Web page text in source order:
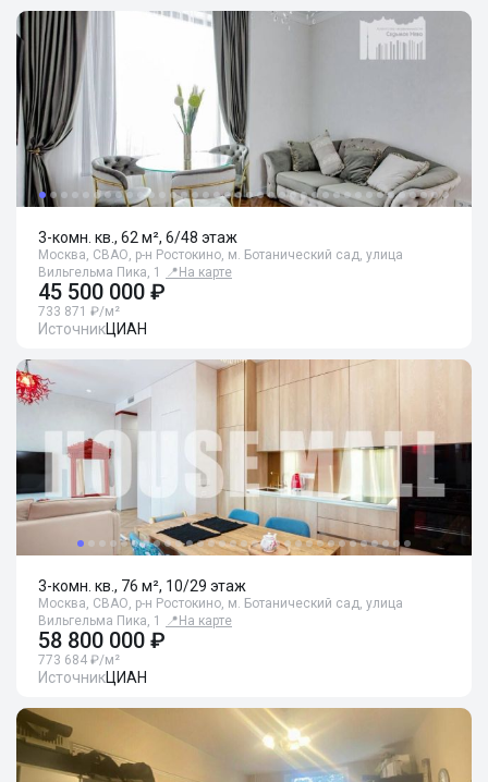
3-комн. кв., 62 м², 6/48 этаж
Москва, СВАО, р-н Ростокино, м. Ботанический сад, улица
Вильгельма Пика, 1
📍 На карте
45 500 000 ₽
733 871 ₽/м²
ИсточникЦИАН
3-комн. кв., 76 м², 10/29 этаж
Москва, СВАО, р-н Ростокино, м. Ботанический сад, улица
Вильгельма Пика, 1
📍 На карте
58 800 000 ₽
773 684 ₽/м²
ИсточникЦИАН